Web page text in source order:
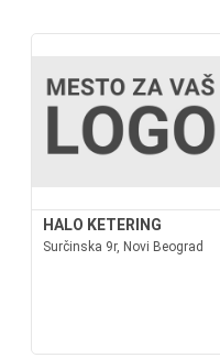
HALO KETERING
Surčinska 9r, Novi Beograd